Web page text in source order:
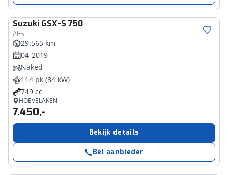
Suzuki GSX-S 750
ABS
29.565 km
04-2019
Naked
114 pk (84 kW)
749 cc
HOEVELAKEN
7.450,-
Bekijk details
Bel aanbieder